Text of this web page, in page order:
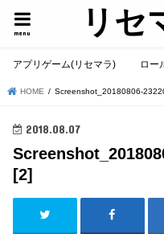
リセ
menu
アプリゲーム(リセマラ) ロー
HOME Screenshot_20180806-
2018.08.07
[2]